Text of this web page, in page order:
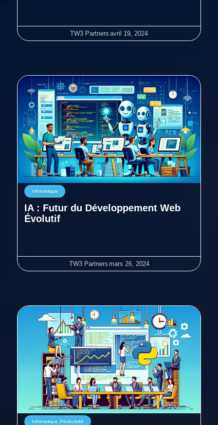
TW3 Partners avril 19, 2024
Informatique
IA : Futur du Développement Web
Évolutif
TW3 Partners mars 26, 2024
Informatique, Productivité